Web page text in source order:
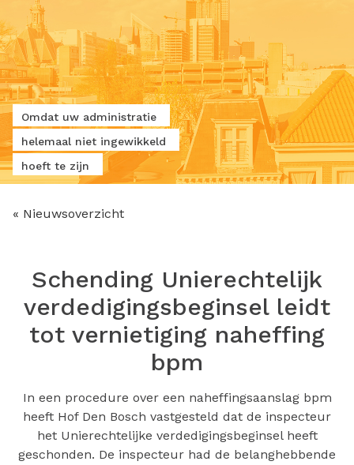
Omdat uw administratie
helemaal niet ingewikkeld
hoeft te zijn
« Nieuwsoverzicht
Schending Unierechtelijk
verdedigingsbeginsel leidt
tot vernietiging naheffing
bpm
In een procedure over een naheffingsaanslag bpm
heeft Hof Den Bosch vastgesteld dat de inspecteur
het Unierechtelijke verdedigingsbeginsel heeft
geschonden. De inspecteur had de belanghebbende